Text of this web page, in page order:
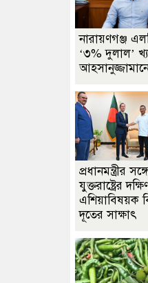
নারায়ণগঞ্জ
‘৩% দুলাল’
প্রধানমন্ত্রীর সঙ্গে
যুক্তরাষ্ট্রের
এশিয়াবিষয়ক
দূতের সাক্ষাৎ